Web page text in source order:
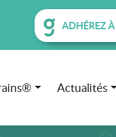
ADHÉREZ
Actualités